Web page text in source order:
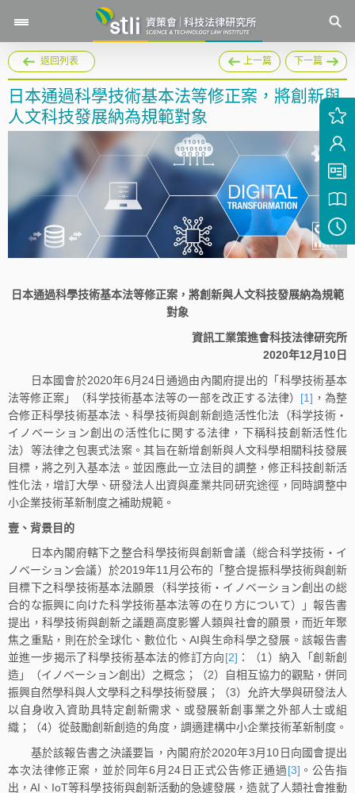
返回列表 上一篇 下一篇
日本通過科學技術基本法等修正案，將創新與
人文科技發展納為規範對象
日本通過科學技術基本法等修正案，將創新與人文科技發展納為規範
對象
資訊工業策進會科技法律研究所
2020年12月10日
日本國會於2020年6月24日通過由內閣府提出的「科學技術基本
法等修正案」（科学技術基本法等の一部を改正する法律） [1] ，為整
合修正科學技術基本法、科學技術與創新創造活性化法（科学技術・
イノベーション創出の活性化に関する法律，下稱科技創新活性化
法）等法律之包裹式法案。其旨在新增創新與人文科學相關科技發展
目標，將之列入基本法。並因應此一立法目的調整，修正科技創新活
性化法，增訂大學、研發法人出資與產業共同研究途徑，同時調整中
小企業技術革新制度之補助規範。
壹、背景目的
日本內閣府轄下之整合科學技術與創新會議（総合科学技術・イ
ノベーション会議）於2019年11月公布的「整合提振科學技術與創新
目標下之科學技術基本法願景（科学技術・イノベーション創出の総
合的な振興に向けた科学技術基本法等の在り方について）」報告書
提出，科學技術與創新之議題高度影響人類與社會的願景，而近年聚
焦之重點，則在於全球化、數位化、AI與生命科學之發展。該報告書
並進一步揭示了科學技術基本法的修訂方向[2] ：（1）納入「創新創
造」（イノベーション創出）之概念；（2）自相互協力的觀點，併同
振興自然學科與人文學科之科學技術發展；（3）允許大學與研發法人
以自身收入資助具特定創新需求、或發展新創事業之外部人士或組
織；（4）從鼓勵創新創造的角度，調適建構中小企業技術革新制度。
基於該報告書之決議要旨，內閣府於2020年3月10日向國會提出
本次法律修正案，並於同年6月24日正式公告修正通過[3] 。公告指
出，AI、IoT等科學技術與創新活動的急遽發展，造就了人類社會推動